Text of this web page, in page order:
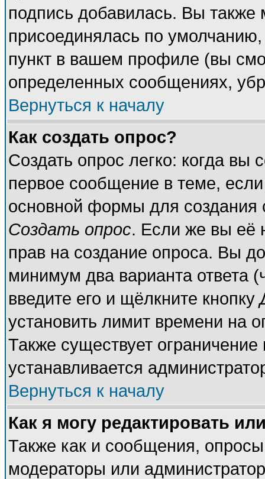
подпись добавилась. Вы также
присоединялась по
пункт в вашем профиле (вы
определенных сообщениях,
Вернуться к началу
Как создать опрос?
Создать опрос легко: когда вы
первое сообщение в теме,
основной формы для
Создать опрос. Если же вы её
прав на создание опроса. Вы
минимум два варианта ответа
введите его и щёлкните кнопку
установить лимит времени на
Также существует ограничение
устанавливается
Вернуться к началу
Как я могу редактировать
Также как и сообщения, опросы
модераторы или